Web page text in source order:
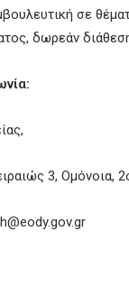
σε
δωρεάν
3, Ομόνοια,